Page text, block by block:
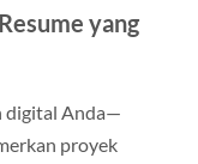
yang
digital Anda—
proyek